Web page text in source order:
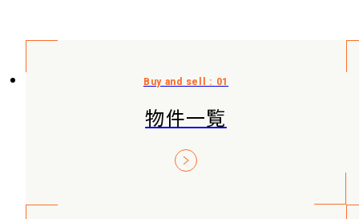
物件一覧